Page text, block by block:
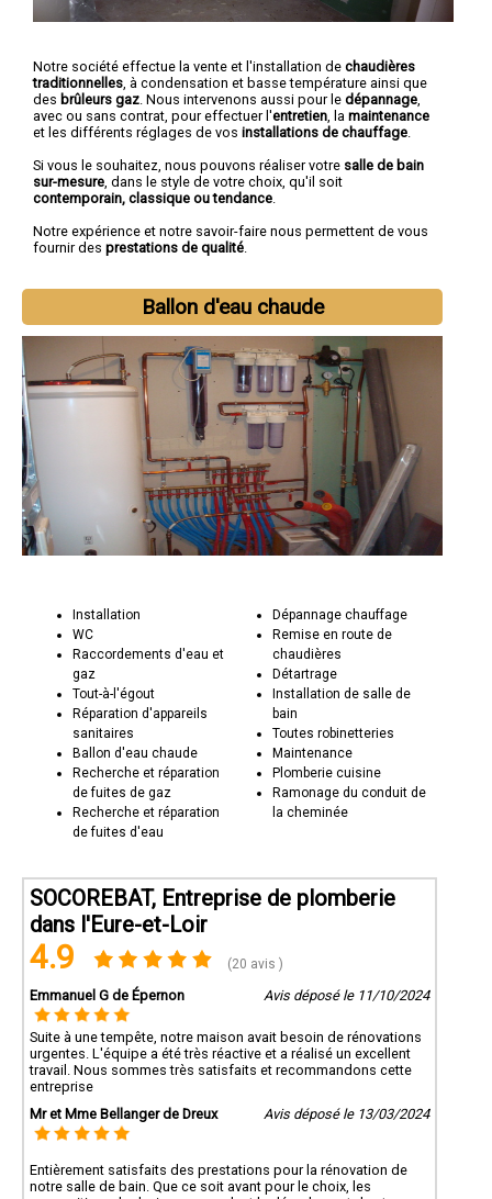
Notre société effectue la vente et l'installation de chaudières
traditionnelles , à condensation et basse température ainsi que
des brûleurs gaz . Nous intervenons aussi pour le dépannage
avec ou sans contrat, pour effectuer l'entretien , la maintenance
et les différents réglages de vos installations de chauffage
Si vous le souhaitez, nous pouvons réaliser votre salle de bain
sur-mesure , dans le style de votre choix, qu'il soit
contemporain, classique ou tendance
Notre expérience et notre savoir-faire nous permettent de vous
fournir des prestations de qualité
Ballon d'eau chaude
Installation
WC
Raccordements d'eau et
gaz
Tout-à-l'égout
Réparation d'appareils
sanitaires
Ballon d'eau chaude
Recherche et réparation
de fuites de gaz
Recherche et réparation
de fuites d'eau
Dépannage chauffage
Remise en route de
chaudières
Détartrage
Installation de salle de
bain
Toutes robinetteries
Maintenance
Plomberie cuisine
Ramonage du conduit de
la cheminée
SOCOREBAT, Entreprise de plomberie
dans l'Eure-et-Loir
4.9 (20 avis )
Emmanuel G de Épernon Avis déposé le 11/10/2024
Suite à une tempête, notre maison avait besoin de rénovations
urgentes. L'équipe a été très réactive et a réalisé un excellent
travail. Nous sommes très satisfaits et recommandons cette
entreprise
Mr et Mme Bellanger de Dreux
Avis déposé le 13/03/2024
Entièrement satisfaits des prestations pour la rénovation de
notre salle de bain. Que ce soit avant pour le choix, les